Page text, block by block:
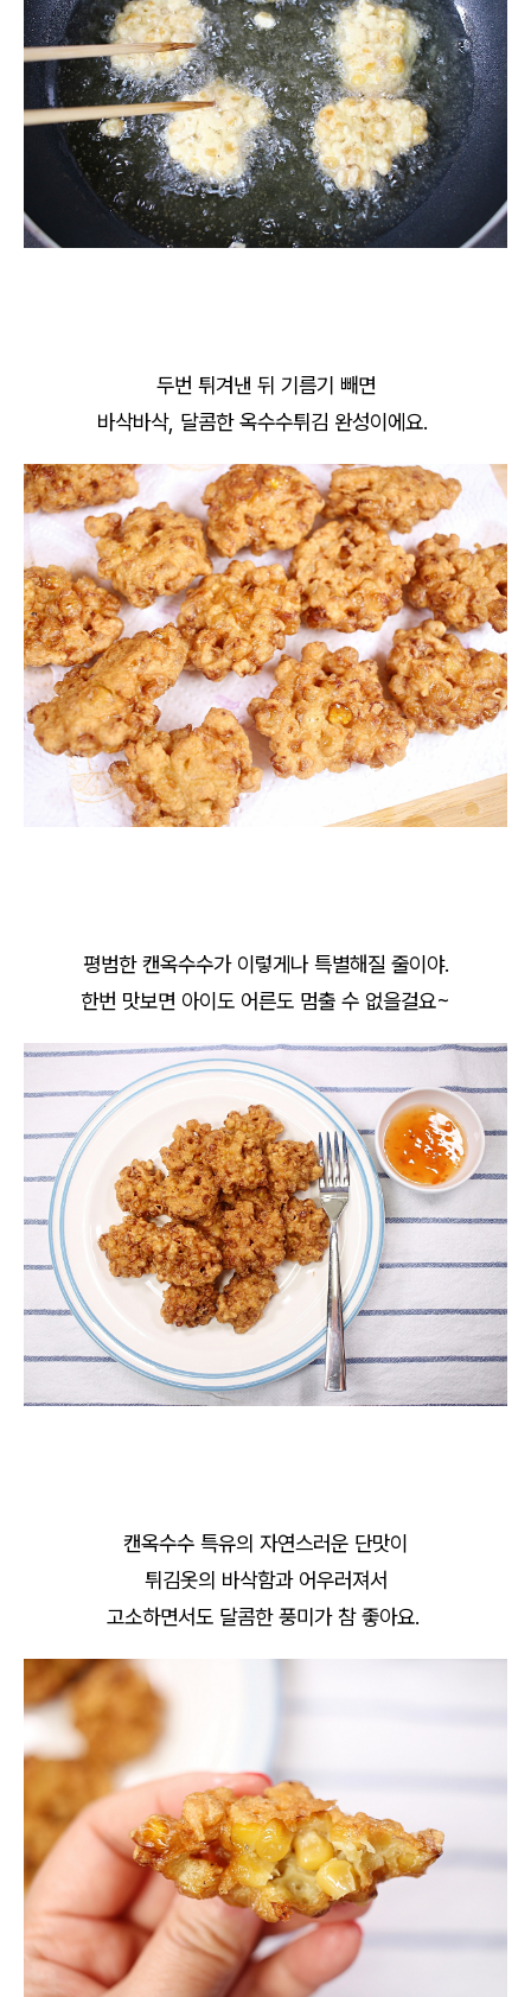
두번 튀겨낸 뒤 기름기 빼면
바삭바삭, 달콤한 옥수수튀김 완성이에요.
평범한 캔옥수수가 이렇게나 특별해질 줄이야.
한번 맛보면 아이도 어른도 멈출 수 없을걸요~
캔옥수수 특유의 자연스러운 단맛이
튀김옷의 바삭함과 어우러져서
고소하면서도 달콤한 풍미가 참 좋아요.